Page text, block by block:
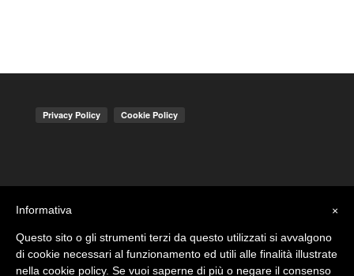
×
Informativa
Questo sito o gli strumenti terzi da questo utilizzati si avvalgono
di cookie necessari al funzionamento ed utili alle finalità illustrate
nella cookie policy. Se vuoi saperne di più o negare il consenso